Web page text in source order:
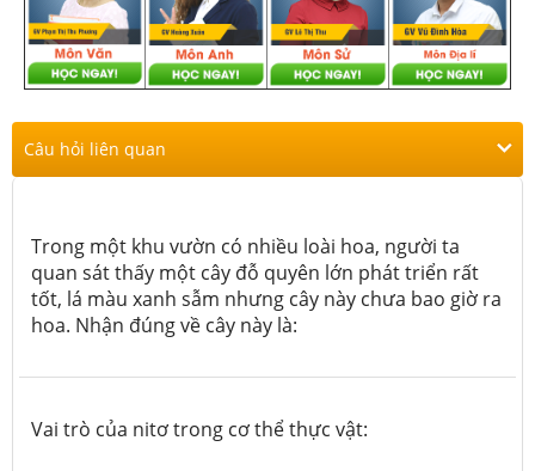
Câu hỏi liên quan
Trong một khu vườn có nhiều loài hoa, người ta
quan sát thấy một cây đỗ quyên lớn phát triển rất
tốt, lá màu xanh sẫm nhưng cây này chưa bao giờ ra
hoa. Nhận đúng về cây này là:
Vai trò của nitơ trong cơ thể thực vật: